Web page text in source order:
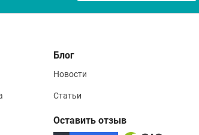
Блог
Новости
Статьи
Оставить отзыв